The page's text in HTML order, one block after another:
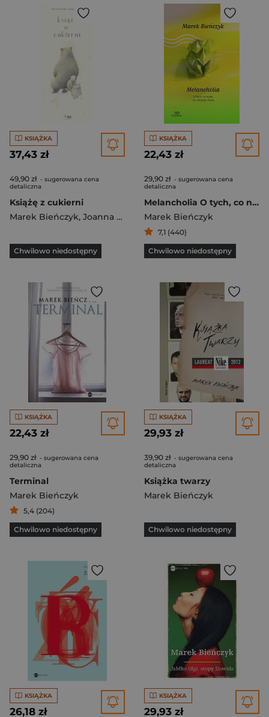
KSIĄŻKA
37,43 zł
49,90 zł - sugerowana cena
detaliczna
Książę z cukierni
Marek Bieńczyk, Joanna Concejo
Chwilowo niedostępny
KSIĄŻKA
22,43 zł
29,90 zł - sugerowana cena
detaliczna
Melancholia O tych, co nigdy nie odnajdą straty
Marek Bieńczyk
7,1 (440)
Chwilowo niedostępny
KSIĄŻKA
22,43 zł
29,90 zł - sugerowana cena
detaliczna
Terminal
Marek Bieńczyk
5,4 (204)
Chwilowo niedostępny
KSIĄŻKA
29,93 zł
39,90 zł - sugerowana cena
detaliczna
Książka twarzy
Marek Bieńczyk
Chwilowo niedostępny
KSIĄŻKA
26,18 zł
KSIĄŻKA
29,93 zł